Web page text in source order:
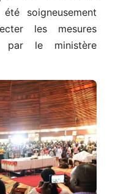
soigneusement
les mesures
par le ministère